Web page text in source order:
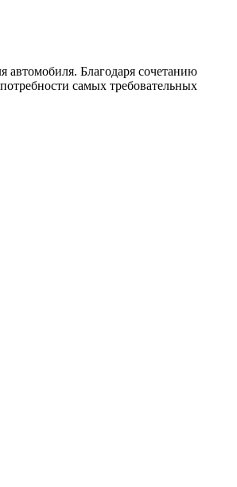
Благодаря сочетанию
самых требовательных